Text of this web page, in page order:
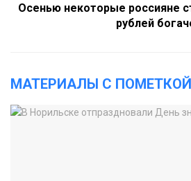
Осенью некоторые россияне
рублей
МАТЕРИАЛЫ С ПОМЕТКОЙ